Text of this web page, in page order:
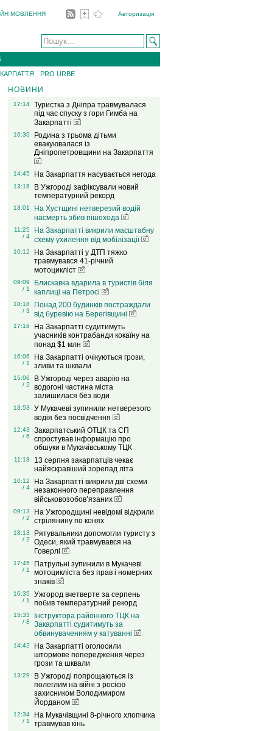
МОВЛЕННЯ Авторизація
PRO URBE
НОВИНИ
17:14
Туристка з Дніпра травмувалася
під час спуску з гори Гимба на
Закарпатті
16:30
Родина з трьома дітьми
евакуювалася із
Дніпропетровщини на Закарпаття
14:45 На Закарпаття насувається негода
13:18
В Ужгороді зафіксували новий
температурний рекорд
13:01
На Хустщині нетверезий водій
насмерть збив пішохода
11:25
/ 4
На Закарпатті викрили масштабну
схему ухилення від мобілізації
10:12
На Закарпатті у ДТП тяжко
травмувався 41-річний
мотоцикліст
09:09
/ 1
Блискавка вдарила в туристів біля
каплиці на Петросі
18:18
/ 3
Понад 200 будинків постраждали
від буревію на Берегівщині
17:16
На Закарпатті судитимуть
учасників контрабанди кокаїну на
понад $1 млн
16:06
/ 1
На Закарпатті очікуються грози,
зливи та шквали
15:06
/ 2
В Ужгороді через аварію на
водогоні частина міста
залишилася без води
13:53
У Мукачеві зупинили нетверезого
водія без посвідчення
12:43
/ 6
Закарпатський ОТЦК та СП
спростував інформацію про
обшуки в Мукачівському ТЦК
11:18
13 серпня закарпатців чекає
найяскравіший зорепад літа
10:12
/ 4
На Закарпатті викрили дві схеми
незаконного переправлення
військовозобов’язаних
09:13
/ 2
На Ужгородщині невідомі відкрили
стрілянину по конях
18:13
/ 2
Рятувальники допомогли туристу з
Одеси, який травмувався на
Говерлі
17:45
/ 1
Патрульні зупинили в Мукачеві
мотоцикліста без прав і номерних
знаків
16:35
/ 1
Ужгород вчетверте за серпень
побив температурний рекорд
15:33
/ 8
Інструктора районного ТЦК на
Закарпатті судитимуть за
обвинуваченням у катуванні
14:42
На Закарпатті оголосили
штормове попередження через
грози та шквали
13:29
В Ужгороді попрощаються із
полеглим на війні з росією
захисником Володимиром
Йорданом
12:34
/ 1
На Мукачівщині 8-річного хлопчика
травмував кінь